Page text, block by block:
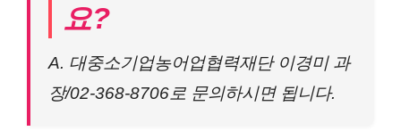
요?
A. 대중소기업농어업협력재단 이경미 과
장/02-368-8706로 문의하시면 됩니다.